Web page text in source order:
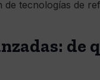
tecnologías de
de